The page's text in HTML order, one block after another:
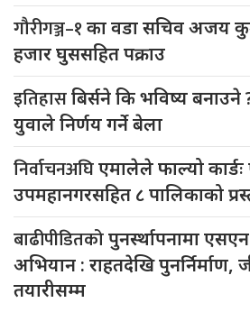
गौरीगञ्ज–१का वडा सचिव अजय
हजार घुससहित पक्राउ
इतिहासबिर्सने कि भविष्य
युवाले निर्णय गर्ने बेला
निर्वाचनअघिएमालेले फाल्यो
उपमहानगरसहित ८ पालिकाको
बाढीपीडितकोपुनर्स्थापनामा
अभियान : राहतदेखि पुनर्निर्माण,
तयारीसम्म